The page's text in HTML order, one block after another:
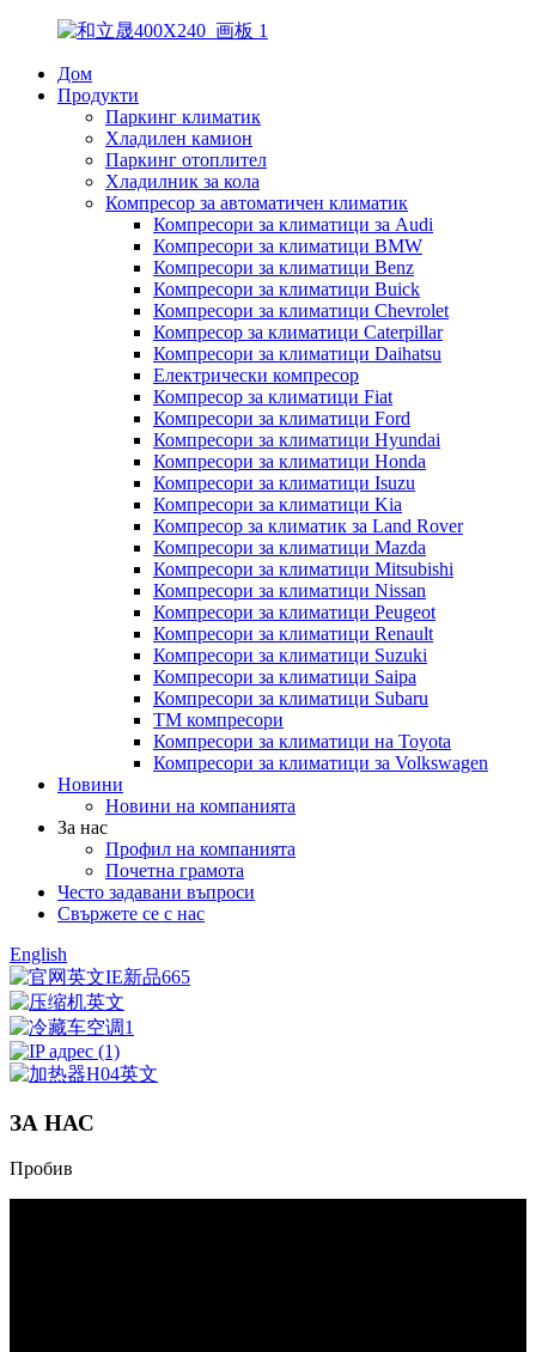
Дом
Продукти
Паркинг климатик
Хладилен камион
Паркинг отоплител
Хладилник за кола
Компресор за автоматичен климатик
Компресори за климатици за Audi
Компресори за климатици BMW
Компресори за климатици Benz
Компресори за климатици Buick
Компресори за климатици Chevrolet
Компресор за климатици Caterpillar
Компресори за климатици Daihatsu
Електрически компресор
Компресор за климатици Fiat
Компресори за климатици Ford
Компресори за климатици Hyundai
Компресори за климатици Honda
Компресори за климатици Isuzu
Компресори за климатици Kia
Компресор за климатик за Land Rover
Компресори за климатици Mazda
Компресори за климатици Mitsubishi
Компресори за климатици Nissan
Компресори за климатици Peugeot
Компресори за климатици Renault
Компресори за климатици Suzuki
Компресори за климатици Saipa
Компресори за климатици Subaru
TM компресори
Компресори за климатици на Toyota
Компресори за климатици за Volkswagen
Новини
Новини на компанията
За нас
Профил на компанията
Почетна грамота
Често задавани въпроси
Свържете се с нас
English
ЗА НАС
Пробив